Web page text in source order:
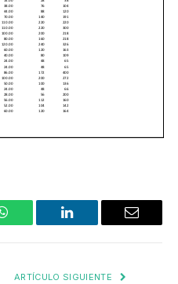
WhatsApp LinkedIn Email
ARTÍCULO SIGUIENTE